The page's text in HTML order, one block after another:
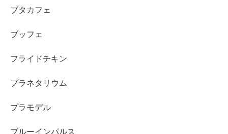
ブタカフェ
ブッフェ
フライドチキン
プラネタリウム
プラモデル
ブルーインパルス